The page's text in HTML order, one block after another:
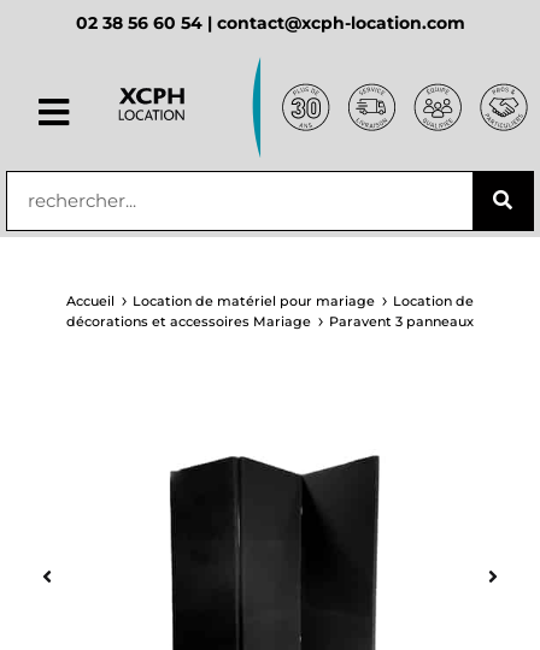
principal02 38 56 60 54 | contact@xcph-location.com
Accueil Location de matériel pour mariage
Location de
décorations et accessoires Mariage
Paravent 3 panneaux